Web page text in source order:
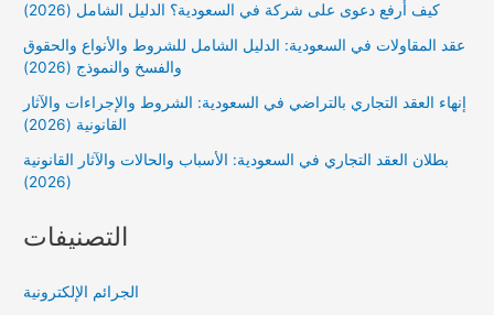
كيف أرفع دعوى على شركة في السعودية؟ الدليل الشامل (2026)
عقد المقاولات في السعودية: الدليل الشامل للشروط والأنواع والحقوق
والفسخ والنموذج (2026)
إنهاء العقد التجاري بالتراضي في السعودية: الشروط والإجراءات والآثار
القانونية (2026)
بطلان العقد التجاري في السعودية: الأسباب والحالات والآثار القانونية
(2026)
التصنيفات
الجرائم الإلكترونية